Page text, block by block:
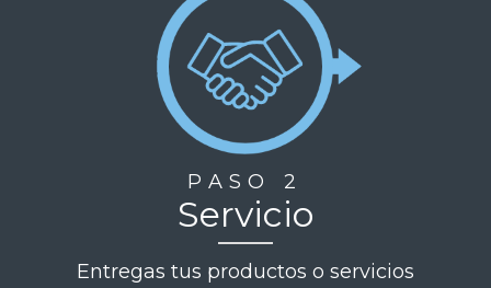
PASO 2
Servicio
Entregas tus productos o servicios